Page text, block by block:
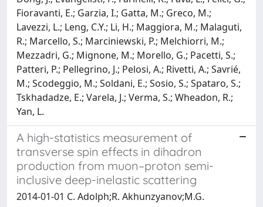
Fioravanti, E.; Garzia, I.; Gatta, M.; Greco, M.;
Lavezzi, L.; Leng, C.Y.; Li, H.; Maggiora, M.; Malaguti,
R.; Marcello, S.; Marciniewski, P.; Melchiorri, M.;
Mezzadri, G.; Mignone, M.; Morello, G.; Pacetti, S.;
Patteri, P.; Pellegrino, J.; Pelosi, A.; Rivetti, A.; Savrié,
M.; Scodeggio, M.; Soldani, E.; Sosio, S.; Spataro, S.;
Tskhadadze, E.; Varela, J.; Verma, S.; Wheadon, R.;
Yan, L.
A high-statistics measurement of
transverse spin effects in dihadron
production from muon–proton semi-
inclusive deep-inelastic scattering
2014-01-01 C. Adolph;R. Akhunzyanov;M.G.